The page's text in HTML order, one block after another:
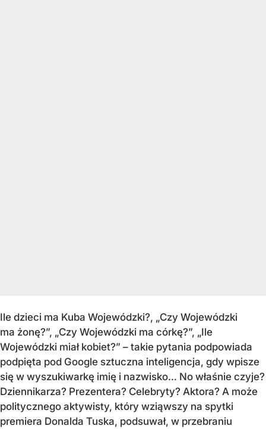
Ile dzieci ma Kuba Wojewódzki?, „Czy Wojewódzki
ma żonę?”, „Czy Wojewódzki ma córkę?”, „Ile
Wojewódzki miał kobiet?” – takie pytania podpowiada
podpięta pod Google sztuczna inteligencja, gdy wpisze
się w wyszukiwarkę imię i nazwisko… No właśnie czyje?
Dziennikarza? Prezentera? Celebryty? Aktora? A może
politycznego aktywisty, który wziąwszy na spytki
premiera Donalda Tuska, podsuwał, w przebraniu